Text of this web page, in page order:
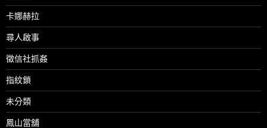
卡娜赫拉
尋人啟事
徵信社抓姦
指紋鎖
未分類
鳳山當舖